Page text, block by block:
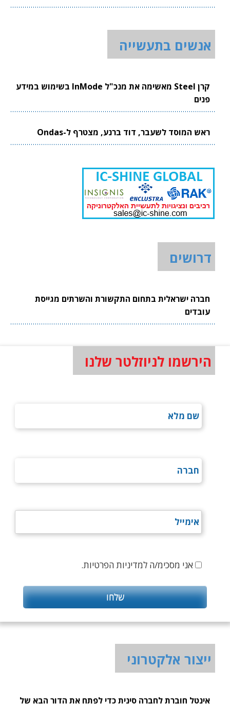
אנשים בתעשייה
קרן Steel מאשימה את מנכ"ל InMode בשימוש במידע
פנים
ראש המוסד לשעבר, דוד ברנע, מצטרף ל-Ondas
דרושים
חברה ישראלית בתחום התקשורת והשרתים מגייסת
עובדים
הירשמו לניוזלטר שלנו
אני מסכימ/ה למדיניות הפרטיות.
ייצור אלקטרוני
אינטל חוברת לחברה סינית כדי לפתח את הדור הבא של